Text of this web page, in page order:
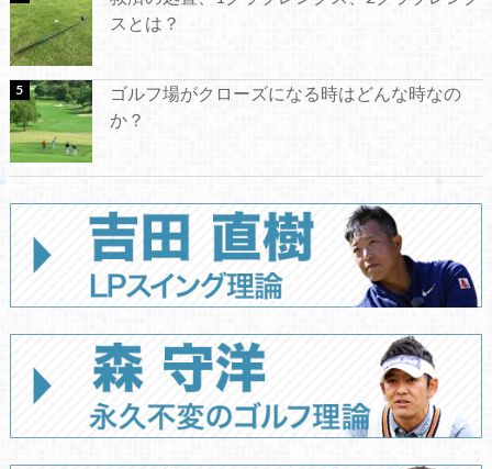
スとは？
ゴルフ場がクローズになる時はどんな時なの
か？